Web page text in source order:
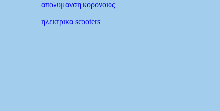
απολυμανση κορονοιος
ηλεκτρικα scooters